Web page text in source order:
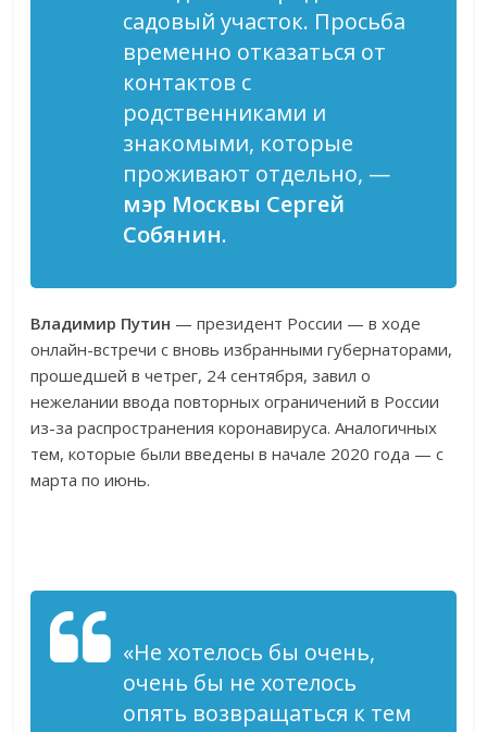
садовый участок. Просьба
временно отказаться от
контактов с
родственниками и
знакомыми, которые
проживают отдельно, —
мэр Москвы Сергей
Собянин.
Владимир Путин — президент России — в ходе
онлайн-встречи с вновь избранными губернаторами,
прошедшей в четрег, 24 сентября, завил о
нежелании ввода повторных ограничений в России
из-за распространения коронавируса. Аналогичных
тем, которые были введены в начале 2020 года — с
марта по июнь.
«Не хотелось бы очень,
очень бы не хотелось
опять возвращаться к тем